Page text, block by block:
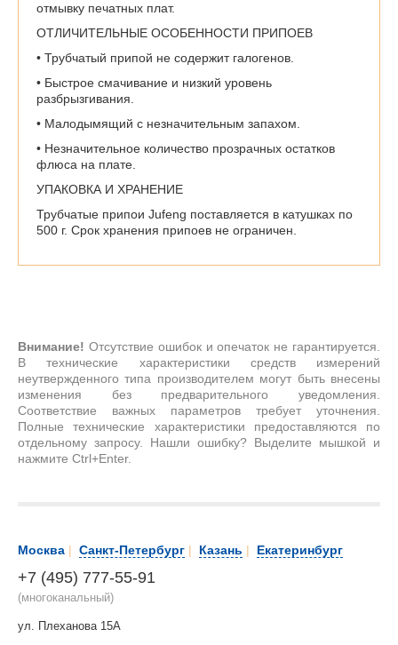
отмывку печатных плат.
ОТЛИЧИТЕЛЬНЫЕ ОСОБЕННОСТИ ПРИПОЕВ
• Трубчатый припой не содержит галогенов.
• Быстрое смачивание и низкий уровень
разбрызгивания.
• Малодымящий с незначительным запахом.
• Незначительное количество прозрачных остатков
флюса на плате.
УПАКОВКА И ХРАНЕНИЕ
Трубчатые припои Jufeng поставляется в катушках по
500 г. Срок хранения припоев не ограничен.
Внимание! Отсутствие ошибок и опечаток не гарантируется.
В технические характеристики средств измерений
неутвержденного типа производителем могут быть внесены
изменения без предварительного уведомления.
Соответствие важных параметров требует уточнения.
Полные технические характеристики предоставляются по
отдельному запросу. Нашли ошибку? Выделите мышкой и
нажмите Ctrl+Enter.
Москва | Санкт-Петербург | Казань | Екатеринбург
+7 (495) 777-55-91
(многоканальный)
ул. Плеханова 15А